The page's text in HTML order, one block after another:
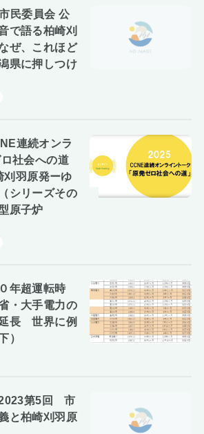
民委員会 公
で語る柏崎刈
ぜ、これほど
県に押しつけ
連続オンラ
社会への道
刈羽原発ーゆ
シリーズその
原子炉
年超運転時
・大手電力の
長 世界に例
）
第5回 市
と柏崎刈羽原